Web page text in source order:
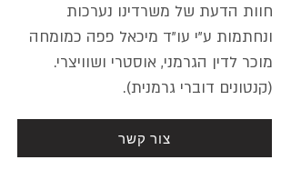
חוות הדעת של משרדינו נערכות
ונחתמות ע"י עו"ד מיכאל פפה כמומחה
מוכר לדין הגרמני, אוסטרי ושוויצרי.
(קנטונים דוברי גרמנית).
צור קשר